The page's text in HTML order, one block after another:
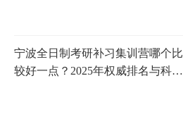
宁波全日制考研补习集训营哪个比
较好一点？2025年权威排名与科学